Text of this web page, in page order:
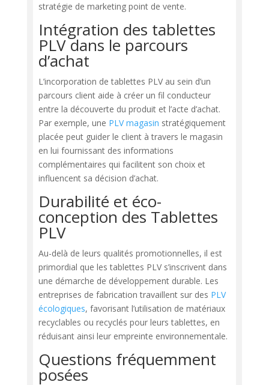
stratégie de marketing point de vente.
Intégration des tablettes
PLV dans le parcours
d’achat
L’incorporation de tablettes PLV au sein d’un
parcours client aide à créer un fil conducteur
entre la découverte du produit et l’acte d’achat.
Par exemple, une PLV magasin stratégiquement
placée peut guider le client à travers le magasin
en lui fournissant des informations
complémentaires qui facilitent son choix et
influencent sa décision d’achat.
Durabilité et éco-
conception des Tablettes
PLV
Au-delà de leurs qualités promotionnelles, il est
primordial que les tablettes PLV s’inscrivent dans
une démarche de développement durable. Les
entreprises de fabrication travaillent sur des PLV
écologiques, favorisant l’utilisation de matériaux
recyclables ou recyclés pour leurs tablettes, en
réduisant ainsi leur empreinte environnementale.
Questions fréquemment
posées